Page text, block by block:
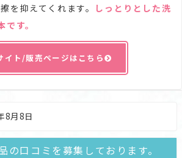
を抑えてくれます。
しっとりとした洗
です。
イト/販売ページはこちら
8月8日
の口コミを募集しております。